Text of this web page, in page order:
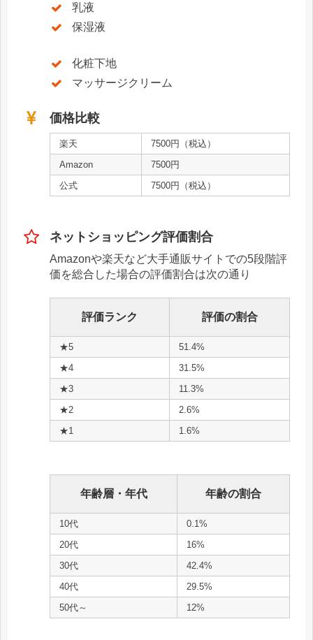
乳液
保湿液
化粧下地
マッサージクリーム
価格比較
楽天
7500円（税込）
Amazon
7500円
公式
7500円（税込）
ネットショッピング評価割合
Amazonや楽天など大手通販サイトでの5段階評
価を総合した場合の評価割合は次の通り
評価ランク 評価の割合
★5
51.4%
★4
31.5%
★3
11.3%
★2
2.6%
★1
1.6%
年齢層・年代 年齢の割合
10代
0.1%
20代
16%
30代
42.4%
40代
29.5%
50代～
12%